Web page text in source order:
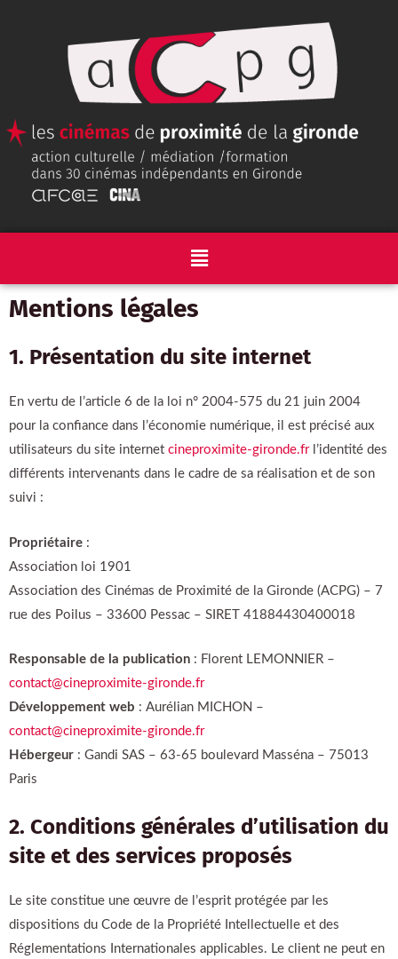
Mentions légales
1. Présentation du site internet
En vertu de l’article 6 de la loi n° 2004-575 du 21 juin 2004
pour la confiance dans l’économie numérique, il est précisé aux
utilisateurs du site internet cineproximite-gironde.frl’identité des
différents intervenants dans le cadre de sa réalisation et de son
suivi :
Propriétaire :
Association loi 1901
Association des Cinémas de Proximité de la Gironde (ACPG) – 7
rue des Poilus – 33600 Pessac – SIRET 41884430400018
Responsable de la publication : Florent LEMONNIER –
contact@cineproximite-gironde.fr
Développement web : Aurélian MICHON –
contact@cineproximite-gironde.fr
Hébergeur : Gandi SAS – 63-65 boulevard Masséna – 75013
Paris
2. Conditions générales d’utilisation du
site et des services proposés
Le site constitue une œuvre de l’esprit protégée par les
dispositions du Code de la Propriété Intellectuelle et des
Réglementations Internationales applicables. Le client ne peut en